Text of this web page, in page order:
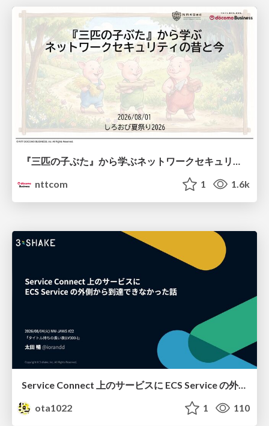
nttcom
1 1.6k
Service Connect 上のサービスに ECS Service の外側から到達できなかった話
ota1022
1 110